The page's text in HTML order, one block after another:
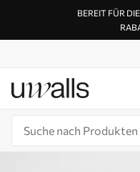
BEREIT FÜR